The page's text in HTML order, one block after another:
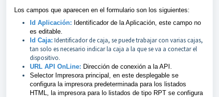
Los campos que aparecen en el formulario son los siguientes:
Id Aplicación: Identificador de la Aplicación, este campo no
es editable.
Id Caja: Identificador de caja, se puede trabajar con varias cajas,
tan solo es necesario indicar la caja a la que se va a conectar el
dispositivo.
URL API OnLine: Dirección de conexión a la API.
Selector Impresora principal, en este desplegable se
configura la impresora predeterminada para los listados
HTML, la impresora para lo listados de tipo RPT se configura